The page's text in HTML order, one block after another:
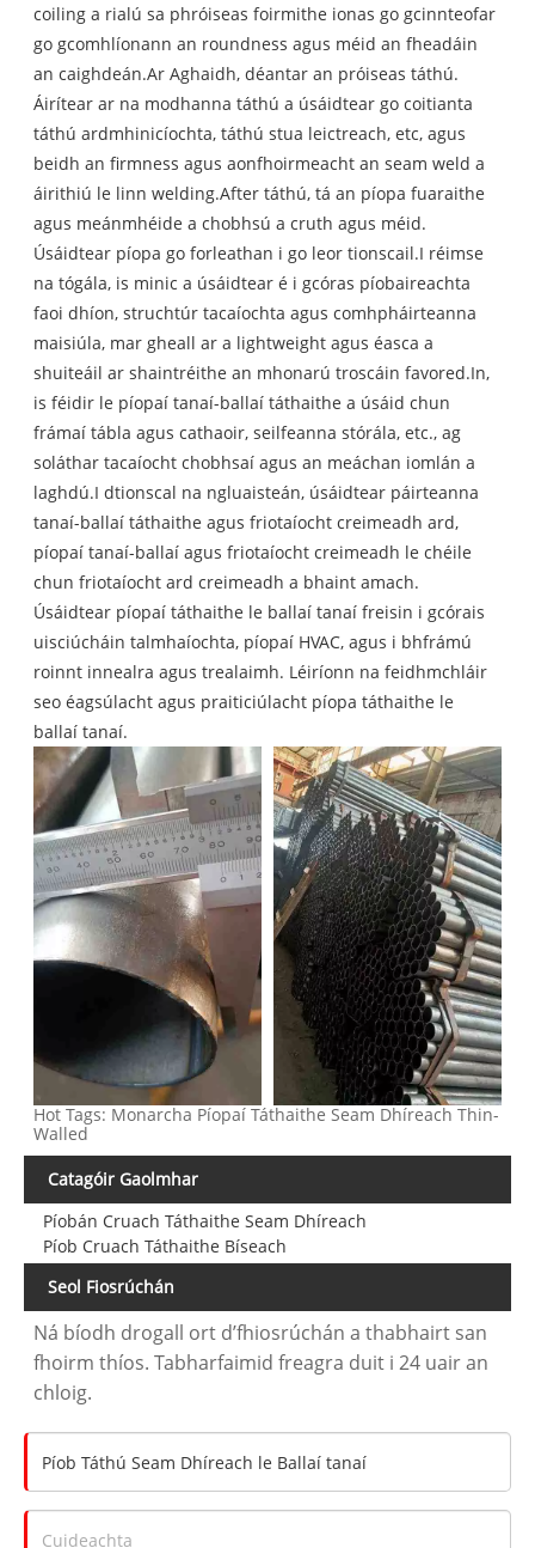
coiling a rialú sa phróiseas foirmithe ionas go gcinnteofar
go gcomhlíonann an roundness agus méid an fheadáin
an caighdeán.Ar Aghaidh, déantar an próiseas táthú.
Áirítear ar na modhanna táthú a úsáidtear go coitianta
táthú ardmhinicíochta, táthú stua leictreach, etc, agus
beidh an firmness agus aonfhoirmeacht an seam weld a
áirithiú le linn welding.After táthú, tá an píopa fuaraithe
agus meánmhéide a chobhsú a cruth agus méid.
Úsáidtear píopa go forleathan i go leor tionscail.I réimse
na tógála, is minic a úsáidtear é i gcóras píobaireachta
faoi dhíon, struchtúr tacaíochta agus comhpháirteanna
maisiúla, mar gheall ar a lightweight agus éasca a
shuiteáil ar shaintréithe an mhonarú troscáin favored.In,
is féidir le píopaí tanaí-ballaí táthaithe a úsáid chun
frámaí tábla agus cathaoir, seilfeanna stórála, etc., ag
soláthar tacaíocht chobhsaí agus an meáchan iomlán a
laghdú.I dtionscal na ngluaisteán, úsáidtear páirteanna
tanaí-ballaí táthaithe agus friotaíocht creimeadh ard,
píopaí tanaí-ballaí agus friotaíocht creimeadh le chéile
chun friotaíocht ard creimeadh a bhaint amach.
Úsáidtear píopaí táthaithe le ballaí tanaí freisin i gcórais
uisciúcháin talmhaíochta, píopaí HVAC, agus i bhfrámú
roinnt innealra agus trealaimh. Léiríonn na feidhmchláir
seo éagsúlacht agus praiticiúlacht píopa táthaithe le
ballaí tanaí.
Hot Tags: Monarcha Píopaí Táthaithe Seam Dhíreach Thin-
Walled
Catagóir Gaolmhar
Píobán Cruach Táthaithe Seam Dhíreach
Píob Cruach Táthaithe Bíseach
Seol Fiosrúchán
Ná bíodh drogall ort d’fhiosrúchán a thabhairt san
fhoirm thíos. Tabharfaimid freagra duit i 24 uair an
chloig.